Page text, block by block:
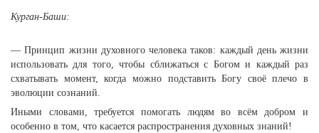
Курган-Баши:
— Принцип жизни духовного человека таков: каждый день жизни
использовать для того, чтобы сближаться с Богом и каждый раз
схватывать момент, когда можно подставить Богу своё плечо в
эволюции сознаний.
Иными словами, требуется помогать людям во всём добром и
особенно в том, что касается распространения духовных знаний!